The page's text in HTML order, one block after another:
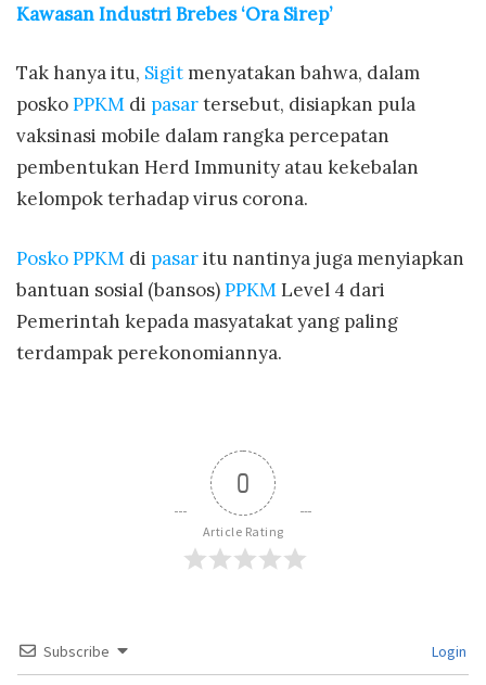
Kawasan Industri Brebes ‘Ora Sirep’
Tak hanya itu, Sigit menyatakan bahwa, dalam
poskoPPKM di pasartersebut, disiapkan pula
vaksinasi mobile dalam rangka percepatan
pembentukan Herd Immunity atau kekebalan
kelompok terhadap virus corona.
PoskoPPKM di pasaritu nantinya juga menyiapkan
bantuan sosial (bansos)PPKMLevel 4 dari
Pemerintah kepada masyatakat yang paling
terdampak perekonomiannya.
0
Article Rating
Subscribe Login